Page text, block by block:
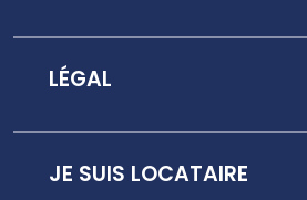
JE SUIS LOCATAIRE
LÉGAL